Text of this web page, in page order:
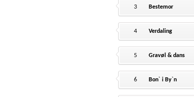
3 Bestemor
4 Verdaling
5 Gravøl & dans
6 Bon` i By`n